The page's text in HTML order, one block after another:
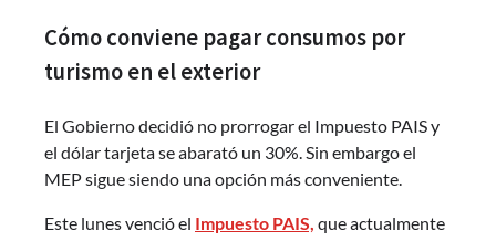
Cómo conviene pagar consumos por
turismo en el exterior
El Gobierno decidió no prorrogar el Impuesto PAIS y
el dólar tarjeta se abarató un 30%. Sin embargo el
MEP sigue siendo una opción más conveniente.
Este lunes venció el Impuesto PAIS, que actualmente